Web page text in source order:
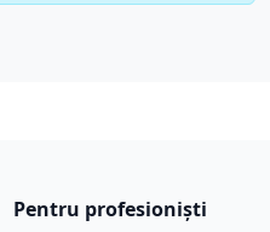
Pentru profesioniști